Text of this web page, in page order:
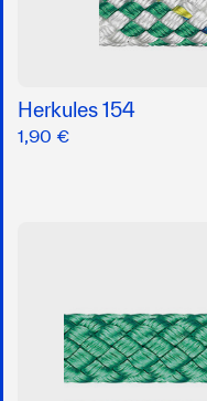
Herkules 154
1,90 €